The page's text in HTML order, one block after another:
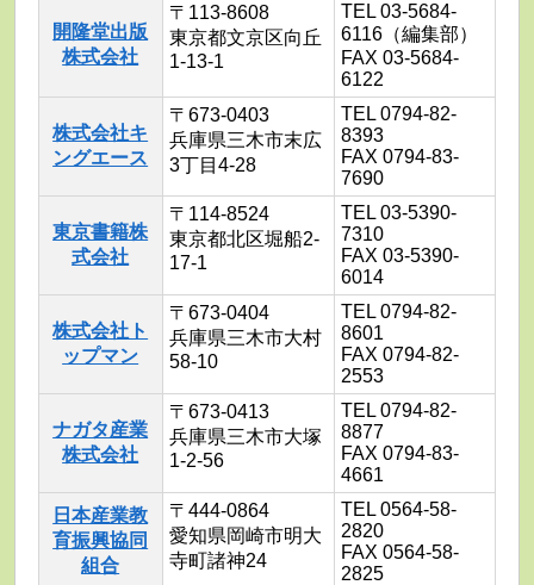
開隆堂出版
株式会社
〒113-8608
東京都文京区向丘
1-13-1
TEL 03-5684-
6116（編集部）
FAX 03-5684-
6122
株式会社キ
ングエース
〒673-0403
兵庫県三木市末広
3丁目4-28
TEL 0794-82-
8393
FAX 0794-83-
7690
東京書籍株
式会社
〒114-8524
東京都北区堀船2-
17-1
TEL 03-5390-
7310
FAX 03-5390-
6014
株式会社ト
ップマン
〒673-0404
兵庫県三木市大村
58-10
TEL 0794-82-
8601
FAX 0794-82-
2553
ナガタ産業
株式会社
〒673-0413
兵庫県三木市大塚
1-2-56
TEL 0794-82-
8877
FAX 0794-83-
4661
日本産業教
育振興協同
組合
〒444-0864
愛知県岡崎市明大
寺町諸神24
TEL 0564-58-
2820
FAX 0564-58-
2825